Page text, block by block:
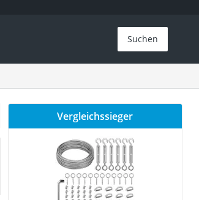
Suchen
Vergleichssieger